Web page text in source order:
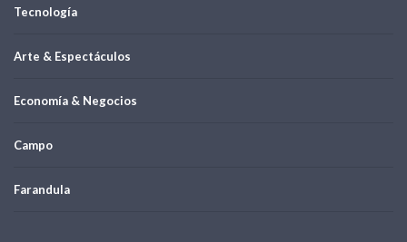
Tecnología
Arte & Espectáculos
Economía & Negocios
Campo
Farandula